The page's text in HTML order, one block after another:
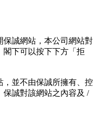
保誠網站，本公司網站對
閣下可以按下下方「拒
，並不由保誠所擁有、控
誠對該網站之內容及 /